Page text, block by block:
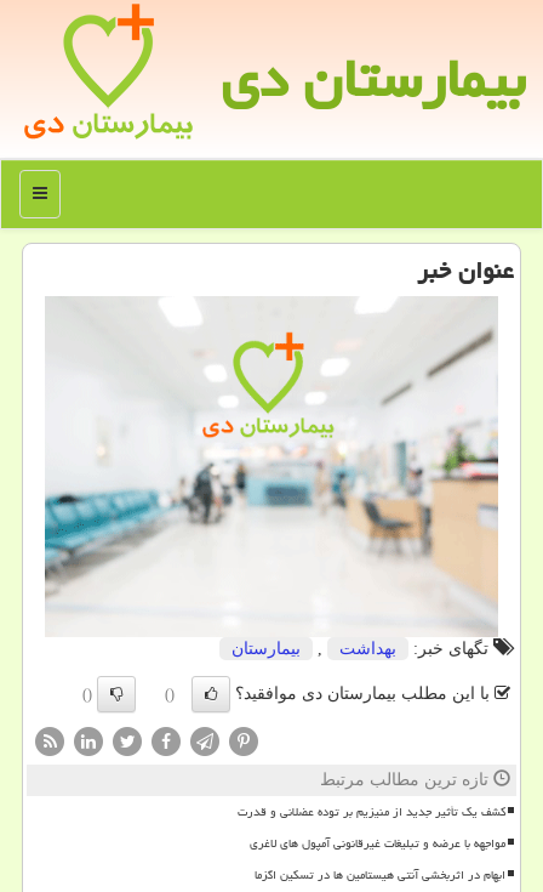
بیمارستان دی
منو
عنوان خبر
تگهای خبر: بهداشت بیمارستان
با این مطلب بیمارستان دی موافقید؟ ()
()
تازه ترین مطالب مرتبط
کشف یک تأثیر جدید از منیزیم بر توده عضلانی و قدرت
مواجهه با عرضه و تبلیغات غیرقانونی آمپول های لاغری
ابهام در اثربخشی آنتی هیستامین ها در تسکین اگزما